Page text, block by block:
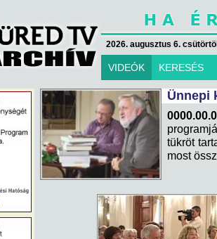
2026. augusztus 6.
VIDEÓK KERESÉS
Ünnepi
tükröt
most